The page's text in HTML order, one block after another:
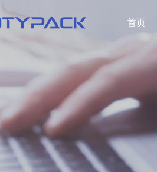
首页